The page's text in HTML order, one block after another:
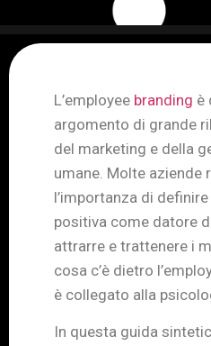
L’employee branding è
argomento di grande
del marketing e della
umane. Molte aziende
l’importanza di definire
positiva come datore
attrarre e trattenere i
cosa c’è dietro
è collegato alla
In questa guida